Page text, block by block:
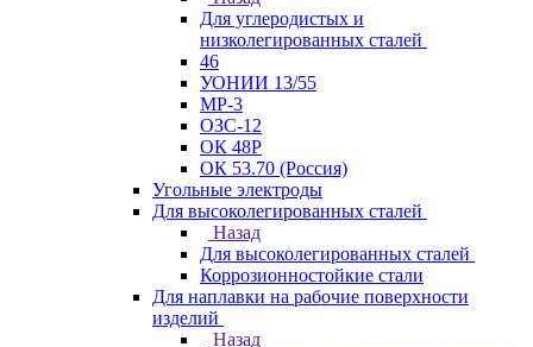
Для углеродистых и
низколегированных сталей
46
УОНИИ 13/55
МР-3
ОЗС-12
ОК 48Р
ОК 53.70 (Россия)
Угольные электроды
Для высоколегированных сталей
Назад
Для высоколегированных сталей
Коррозионностойкие стали
Для наплавки на рабочие поверхности
изделий
Назад